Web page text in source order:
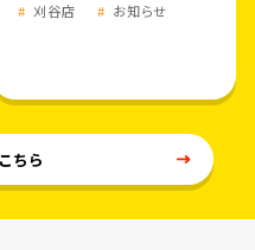
刈谷店 お知らせ
ちら